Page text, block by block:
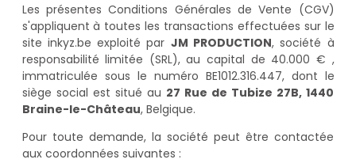
Les présentes Conditions Générales de Vente (CGV)
s'appliquent à toutes les transactions effectuées sur le
site inkyz.be exploité par JM PRODUCTION, société à
responsabilité limitée (SRL), au capital de 40.000 € ,
immatriculée sous le numéro BE1012.316.447, dont le
siège social est situé au 27 Rue de Tubize 27B, 1440
Braine-le-Château, Belgique.
Pour toute demande, la société peut être contactée
aux coordonnées suivantes :